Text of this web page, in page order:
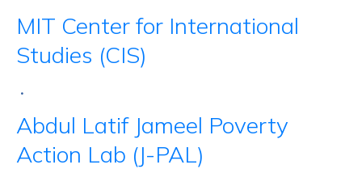
MIT Center for International
Studies (CIS)
•
Abdul Latif Jameel Poverty
Action Lab (J-PAL)